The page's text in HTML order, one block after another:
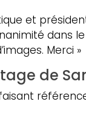
et
dans
Merci »
de